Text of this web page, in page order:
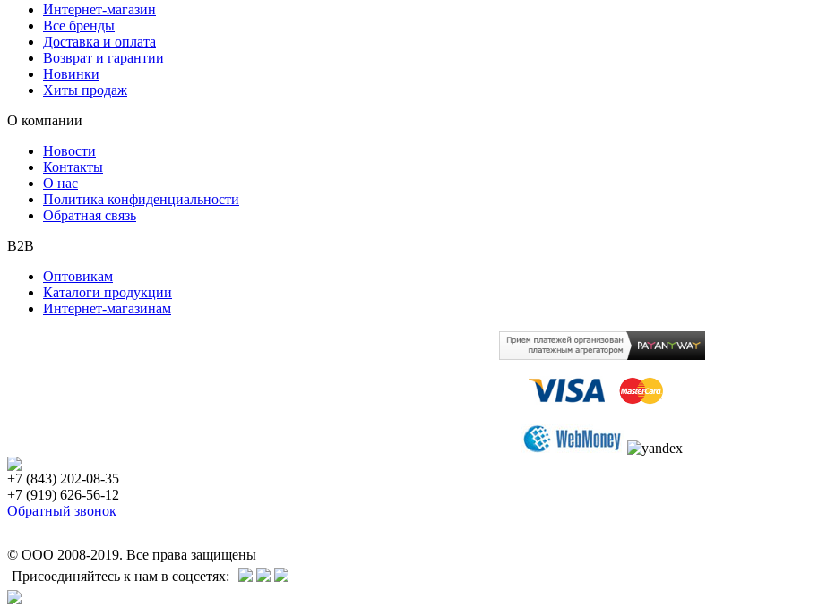
Интернет-магазин
Все бренды
Доставка и оплата
Возврат и гарантии
Новинки
Хиты продаж
О компании
Новости
Контакты
О нас
Политика конфиденциальности
Обратная связь
B2B
Оптовикам
Каталоги продукции
Интернет-магазинам
+7 (843) 202-08-35
+7 (919) 626-56-12
Обратный звонок
© ООО 2008-2019. Все права защищены
Присоединяйтесь к нам в соцсетях: